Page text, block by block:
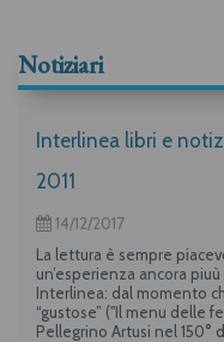
Notiziari
Interlinea libri e
2011
14/12/2017
La lettura è sempre
un’esperienza ancora
Interlinea: dal momento
“gustose” ("Il menu delle
Pellegrino Artusi nel 150°